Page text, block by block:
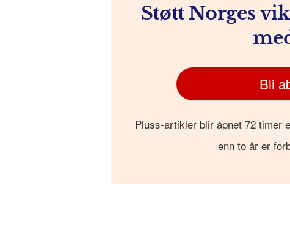
Støtt Norges
Bli
Pluss-artikler blir åpnet 72 timer
enn to år er